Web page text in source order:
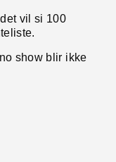
vil si 100
show blir ikke